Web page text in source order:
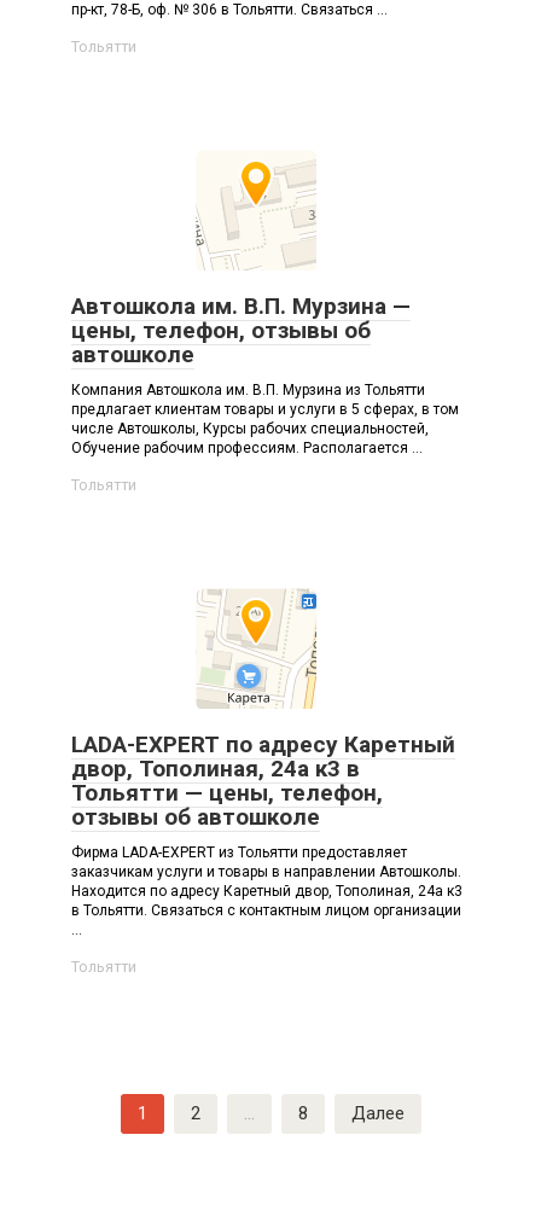
пр-кт, 78-Б, оф. № 306 в Тольятти. Связаться ...
Тольятти
Автошкола им. В.П. Мурзина —
цены, телефон, отзывы об
автошколе
Компания Автошкола им. В.П. Мурзина из Тольятти
предлагает клиентам товары и услуги в 5 сферах, в том
числе Автошколы, Курсы рабочих специальностей,
Обучение рабочим профессиям. Располагается ...
Тольятти
LADA-EXPERT по адресу Каретный
двор, Тополиная, 24а к3 в
Тольятти — цены, телефон,
отзывы об автошколе
Фирма LADA-EXPERT из Тольятти предоставляет
заказчикам услуги и товары в направлении Автошколы.
Находится по адресу Каретный двор, Тополиная, 24а к3
в Тольятти. Связаться с контактным лицом организации
...
Тольятти
1 2 … 8 Далее